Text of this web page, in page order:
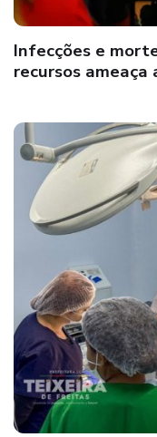
Infecções e
recursos ameaça